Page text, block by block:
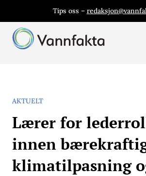
Tips oss –
AKTUELT
Lærer for
innen
klimatilpasning